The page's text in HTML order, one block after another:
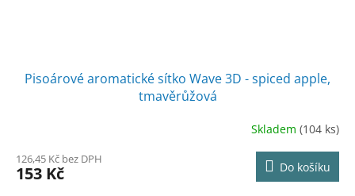
Pisoárové aromatické sítko Wave 3D - spiced apple,
tmavěrůžová
Skladem (104 ks)
126,45 Kč bez DPH
153 Kč Do košíku